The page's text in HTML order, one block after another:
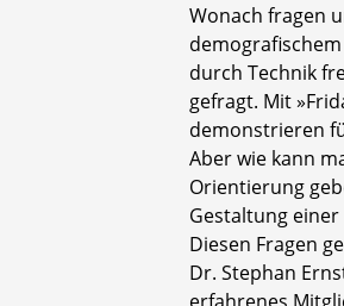
Wonach fragen
durch Technik
gefragt. Mit
demonstrieren
Aber wie kann
Orientierung
Gestaltung
Diesen Fragen
Dr. Stephan